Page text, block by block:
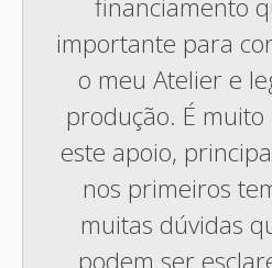
financiamento
importante para
o meu Atelier e
produção. É
este apoio,
nos primeiros
muitas dúvidas
podem ser